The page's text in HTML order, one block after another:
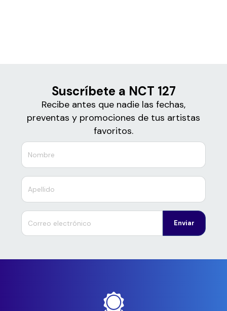
Suscríbete a NCT 127
Recibe antes que nadie las fechas,
preventas y promociones de tus artistas
favoritos.
Enviar